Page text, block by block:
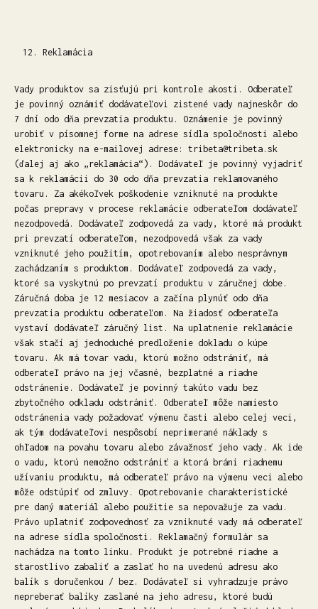
Reklamácia
Vady produktov sa zisťujú pri kontrole akosti. Odberateľ
je povinný oznámiť dodávateľovi zistené vady najneskôr do
7 dní odo dňa prevzatia produktu. Oznámenie je povinný
urobiť v písomnej forme na adrese sídla spoločnosti alebo
elektronicky na e-mailovej adrese: tribeta@tribeta.sk
(ďalej aj ako „reklamácia“). Dodávateľ je povinný vyjadriť
sa k reklamácii do 30 odo dňa prevzatia reklamovaného
tovaru. Za akékoľvek poškodenie vzniknuté na produkte
počas prepravy v procese reklamácie odberateľom dodávateľ
nezodpovedá. Dodávateľ zodpovedá za vady, ktoré má produkt
pri prevzatí odberateľom, nezodpovedá však za vady
vzniknuté jeho použitím, opotrebovaním alebo nesprávnym
zachádzaním s produktom. Dodávateľ zodpovedá za vady,
ktoré sa vyskytnú po prevzatí produktu v záručnej dobe.
Záručná doba je 12 mesiacov a začína plynúť odo dňa
prevzatia produktu odberateľom. Na žiadosť odberateľa
vystaví dodávateľ záručný list. Na uplatnenie reklamácie
však stačí aj jednoduché predloženie dokladu o kúpe
tovaru. Ak má tovar vadu, ktorú možno odstrániť, má
odberateľ právo na jej včasné, bezplatné a riadne
odstránenie. Dodávateľ je povinný takúto vadu bez
zbytočného odkladu odstrániť. Odberateľ môže namiesto
odstránenia vady požadovať výmenu časti alebo celej veci,
ak tým dodávateľovi nespôsobí neprimerané náklady s
ohľadom na povahu tovaru alebo závažnosť jeho vady. Ak ide
o vadu, ktorú nemožno odstrániť a ktorá bráni riadnemu
užívaniu produktu, má odberateľ právo na výmenu veci alebo
môže odstúpiť od zmluvy. Opotrebovanie charakteristické
pre daný materiál alebo použitie sa nepovažuje za vadu.
Právo uplatniť zodpovednosť za vzniknuté vady má odberateľ
na adrese sídla spoločnosti. Reklamačný formulár sa
nachádza na tomto linku. Produkt je potrebné riadne a
starostlivo zabaliť a zaslať ho na uvedenú adresu ako
balík s doručenkou / bez. Dodávateľ si vyhradzuje právo
nepreberať balíky zaslané na jeho adresu, ktoré budú